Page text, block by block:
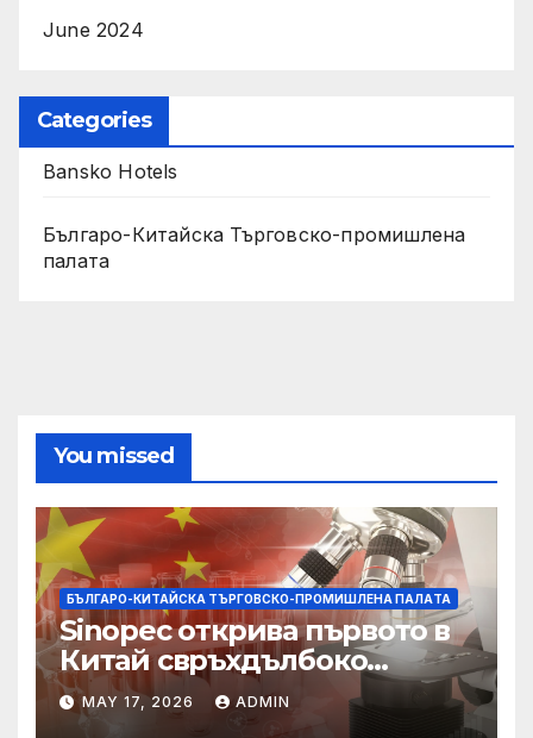
June 2024
Categories
Bansko Hotels
Българо-Китайска Търговско-промишлена
палaта
You missed
БЪЛГАРО-КИТАЙСКА ТЪРГОВСКО-ПРОМИШЛЕНА ПАЛAТА
Sinopec открива първото в
Китай свръхдълбоко
находище на шистов газ в
Съчуанския басейн
MAY 17, 2026 ADMIN